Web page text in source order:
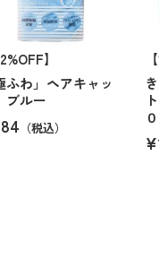
】
ふわ」ヘアキャッ
ルー
（税込）